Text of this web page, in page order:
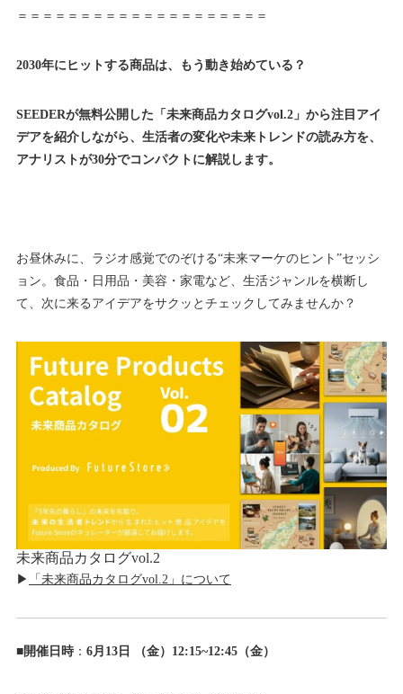
＝＝＝＝＝＝＝＝＝＝＝＝＝＝＝＝＝＝＝＝
2030年にヒットする商品は、もう動き始めている？
SEEDERが無料公開した「未来商品カタログvol.2」から注目アイ
デアを紹介しながら、生活者の変化や未来トレンドの読み方を、
アナリストが30分でコンパクトに解説します。
お昼休みに、ラジオ感覚でのぞける“未来マーケのヒント”セッシ
ョン。食品・日用品・美容・家電など、生活ジャンルを横断し
て、次に来るアイデアをサクッとチェックしてみませんか？
未来商品カタログvol.2
▶ 「未来商品カタログvol.2」について
■開催日時： 6月13日 （金）12:15~12:45（金）